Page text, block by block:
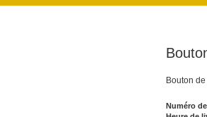
Bouton
Numéro